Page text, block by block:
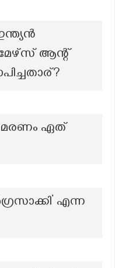
ആന്റ്
മരണം ഏത്
എന്ന